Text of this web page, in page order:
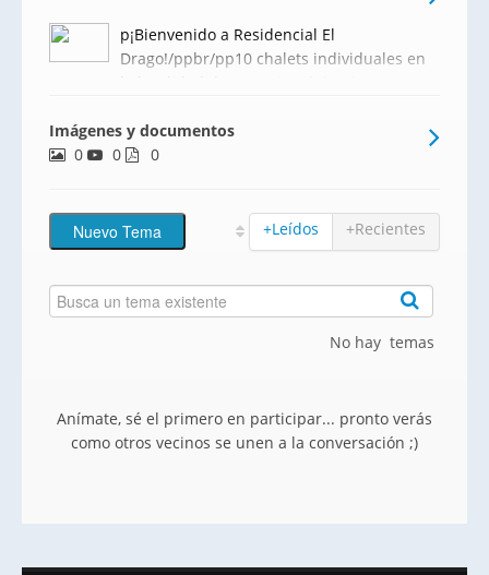
p¡Bienvenido a Residencial El
Drago!/ppbr/pp10 chalets individuales en
la localidad de San Miguel de Abona, en el
dormitorios, armarios empotrados,
trastero y garaje./ppbr/ppUna localización
Imágenes y documentos
0
0 0
+Leídos +Recientes
No hay temas
Anímate, sé el primero en participar... pronto verás
como otros vecinos se unen a la conversación ;)